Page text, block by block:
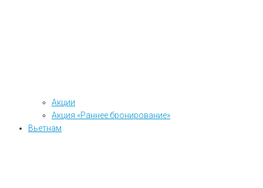
Акции
Акция «Раннее бронирование»
Вьетнам